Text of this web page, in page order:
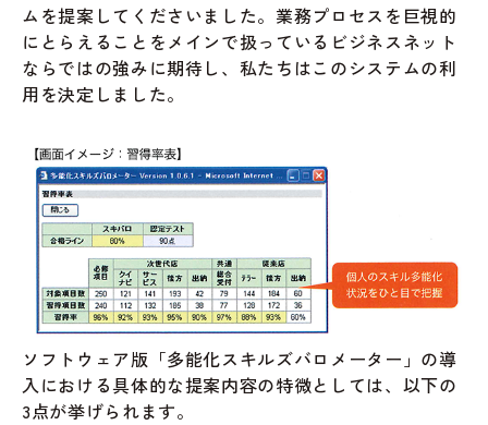
ムを提案してくださいました。業務プロセスを巨視的
にとらえることをメインで扱っているビジネスネット
ならではの強みに期待し、私たちはこのシステムの利
用を決定しました。
ソフトウェア版「多能化スキルズバロメーター」の導
入における具体的な提案内容の特微としては、以下の
3点が挙げられます。